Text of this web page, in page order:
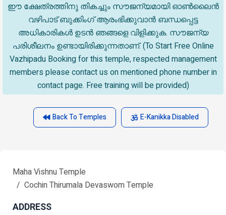
ഈ ക്ഷേത്രത്തിനു തികച്ചും സൗജന്യമായി ഓൺലൈൻ
വഴിപാട് ബുക്കിംഗ് ആരംഭിക്കുവാൻ ബന്ധപ്പെട്ട
അധികാരികൾ ഉടൻ ഞങ്ങളെ വിളിക്കുക. സൗജന്യ
പരിശീലനം ഉണ്ടായിരിക്കുന്നതാണ്. (To Start Free Online
Vazhipadu Booking for this temple, respected management
members please contact us on mentioned phone number in
contact page. Free training will be provided)
Back To Temples E-Kanikka Disabled
Maha Vishnu Temple
Cochin Thirumala Devaswom Temple
ADDRESS